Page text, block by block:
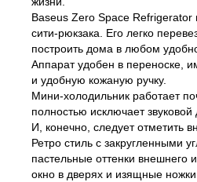
Baseus Zero Space Refrigerator
сити-рюкзака. Его легко
построить дома в любом
Аппарат удобен в переноске,
и удобную кожаную ручку.
Мини-холодильник работает
полностью исключает
И, конечно, следует отметить
Ретро стиль с закругленными
пастельные оттенки внешнего
окно в дверях и изящные